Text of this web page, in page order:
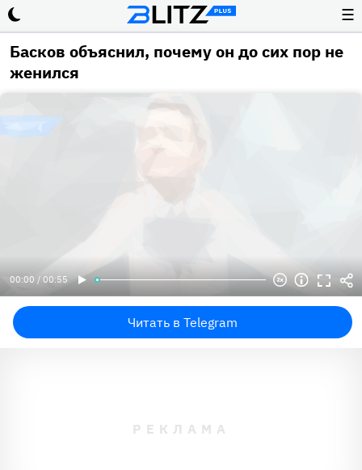
☰
Басков объяснил, почему он до сих пор не
женился
00:00 / 00:55
Читать в Telegram